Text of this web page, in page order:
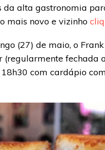
alta gastronomia
mais novo e vizinho
(27) de maio, o
fechada
com cardápio